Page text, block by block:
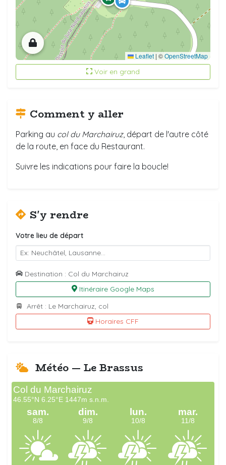
Leaflet | ©OpenStreetMap
Voir en grand
Comment y aller
Parking au col du Marchairuz, départ de l'autre côté
de la route, en face du Restaurant.
Suivre les indications pour faire la boucle!
S'y rendre
Votre lieu de départ
Destination : Col du Marchairuz
Itinéraire Google Maps
Arrêt : Le Marchairuz, col
Horaires CFF
Météo — Le Brassus